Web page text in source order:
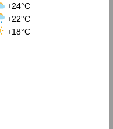
+24°C
+22°C
+18°C